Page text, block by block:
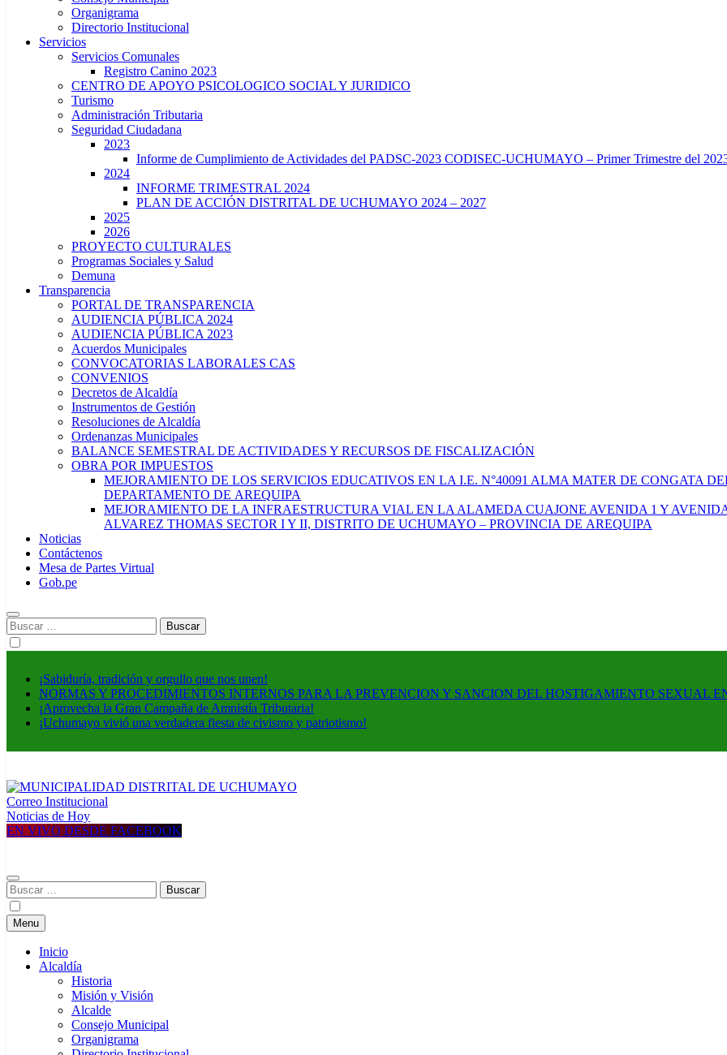
Organigrama
Directorio Institucional
Servicios
Servicios Comunales
Registro Canino 2023
CENTRO DE APOYO PSICOLOGICO SOCIAL Y JURIDICO
Turismo
Administración Tributaria
Seguridad Ciudadana
2023
Informe de Cumplimiento de Actividades del PADSC-2023 CODISEC-UCHUMAYO – Primer Trimestre del
2024
INFORME TRIMESTRAL 2024
PLAN DE ACCIÓN DISTRITAL DE UCHUMAYO 2024 – 2027
2025
2026
PROYECTO CULTURALES
Programas Sociales y Salud
Demuna
Transparencia
PORTAL DE TRANSPARENCIA
AUDIENCIA PÚBLICA 2024
AUDIENCIA PÚBLICA 2023
Acuerdos Municipales
CONVOCATORIAS LABORALES CAS
CONVENIOS
Decretos de Alcaldía
Instrumentos de Gestión
Resoluciones de Alcaldía
Ordenanzas Municipales
BALANCE SEMESTRAL DE ACTIVIDADES Y RECURSOS DE FISCALIZACIÓN
OBRA POR IMPUESTOS
MEJORAMIENTO DE LOS SERVICIOS EDUCATIVOS EN LA I.E. N°40091 ALMA MATER DE CONGATA
DEPARTAMENTO DE AREQUIPA
MEJORAMIENTO DE LA INFRAESTRUCTURA VIAL EN LA ALAMEDA CUAJONE AVENIDA 1 Y
ALVAREZ THOMAS SECTOR I Y II, DISTRITO DE UCHUMAYO – PROVINCIA DE AREQUIPA
Noticias
Contáctenos
Mesa de Partes Virtual
Gob.pe
Buscar:
¡Sabiduría, tradición y orgullo que nos unen!
NORMAS Y PROCEDIMIENTOS INTERNOS PARA LA PREVENCION Y SANCION DEL HOSTIGAMIENTO SEXUAL
¡Aprovecha la Gran Campaña de Amnistía Tributaria!
¡Uchumayo vivió una verdadera fiesta de civismo y patriotismo!
MUNICIPALIDAD DISTRITAL DE UCHUMAYO
Construyendo una nueva Historia
Correo Institucional
Noticias de Hoy
EN VIVO DESDE FACEBOOK
Buscar:
Menu
Inicio
Alcaldía
Historia
Misión y Visión
Alcalde
Consejo Municipal
Organigrama